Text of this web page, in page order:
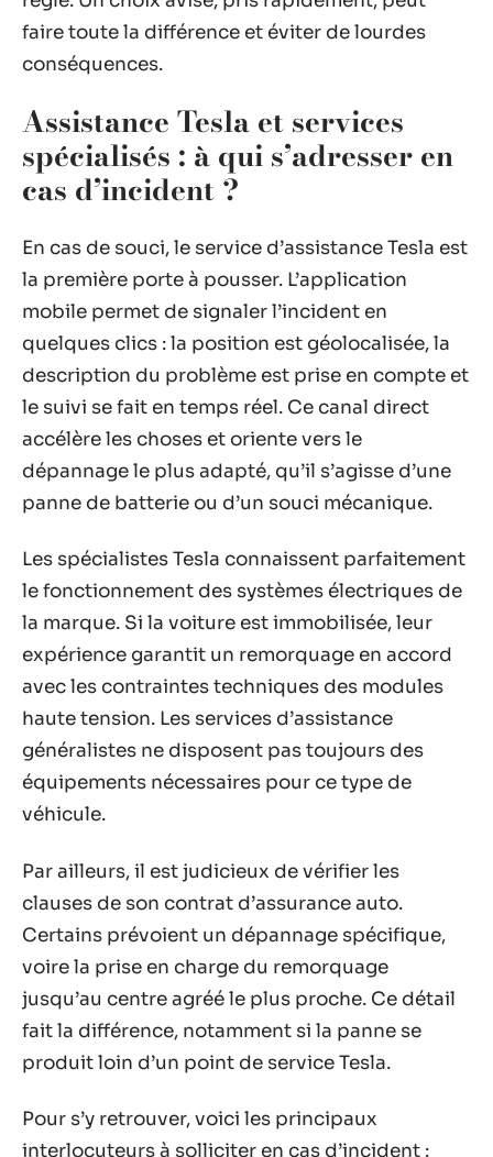
faire toute la différence et éviter de lourdes
conséquences.
Assistance Tesla et services
spécialisés : à qui s’adresser en
cas d’incident ?
En cas de souci, le service d’assistance Tesla est
la première porte à pousser. L’application
mobile permet de signaler l’incident en
quelques clics : la position est géolocalisée, la
description du problème est prise en compte et
le suivi se fait en temps réel. Ce canal direct
accélère les choses et oriente vers le
dépannage le plus adapté, qu’il s’agisse d’une
panne de batterie ou d’un souci mécanique.
Les spécialistes Tesla connaissent parfaitement
le fonctionnement des systèmes électriques de
la marque. Si la voiture est immobilisée, leur
expérience garantit un remorquage en accord
avec les contraintes techniques des modules
haute tension. Les services d’assistance
généralistes ne disposent pas toujours des
équipements nécessaires pour ce type de
véhicule.
Par ailleurs, il est judicieux de vérifier les
clauses de son contrat d’assurance auto.
Certains prévoient un dépannage spécifique,
voire la prise en charge du remorquage
jusqu’au centre agréé le plus proche. Ce détail
fait la différence, notamment si la panne se
produit loin d’un point de service Tesla.
Pour s’y retrouver, voici les principaux
interlocuteurs à solliciter en cas d’incident :